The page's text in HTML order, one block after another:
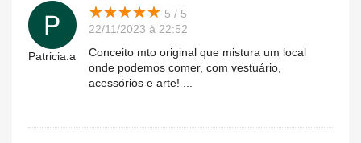
Patricia.a
★★★★★
★★★★★ 5 / 5
22/11/2023 à 22:52
Conceito mto original que mistura um local
onde podemos comer, com vestuário,
acessórios e arte! ...